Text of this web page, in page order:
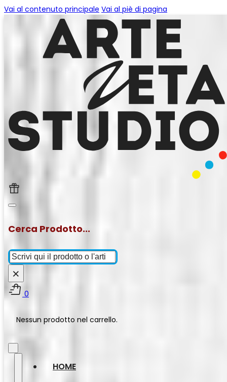
Vai al contenuto principale Vai al piè di pagina
Cerca Prodotto...
Cerca
×
0
Nessun prodotto nel carrello.
HOME